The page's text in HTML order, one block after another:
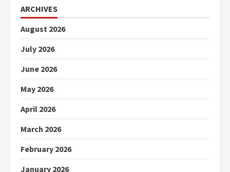
ARCHIVES
August 2026
July 2026
June 2026
May 2026
April 2026
March 2026
February 2026
January 2026